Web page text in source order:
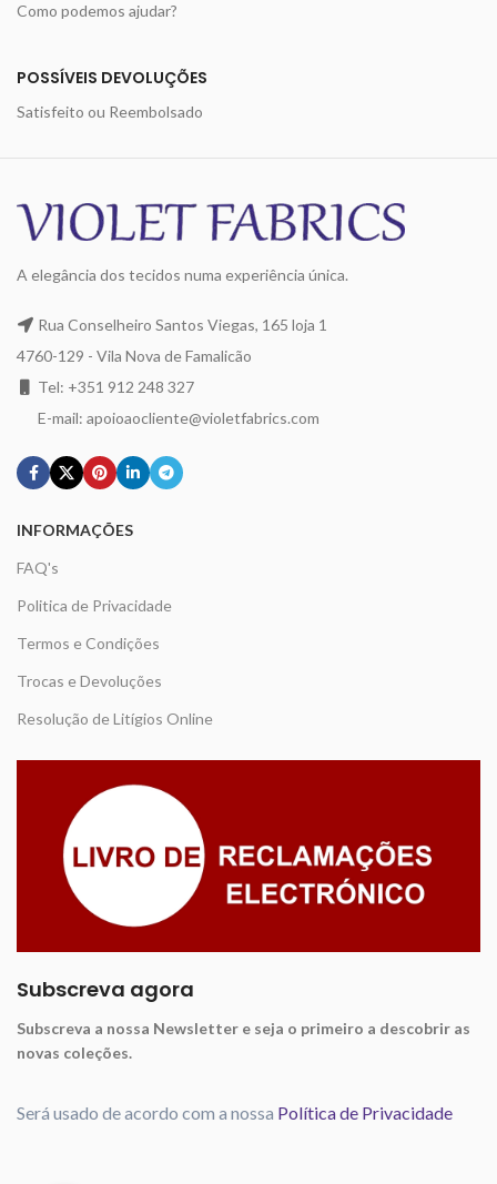
Como podemos ajudar?
POSSÍVEIS DEVOLUÇÕES
Satisfeito ou Reembolsado
A elegância dos tecidos numa experiência única.
Rua Conselheiro Santos Viegas, 165 loja 1
4760-129 - Vila Nova de Famalicão
Tel: +351 912 248 327
E-mail: apoioaocliente@violetfabrics.com
INFORMAÇÕES
FAQ's
Politica de Privacidade
Termos e Condições
Trocas e Devoluções
Resolução de Litígios Online
Subscreva agora
Subscreva a nossa Newsletter e seja o primeiro a descobrir as
novas coleções.
Será usado de acordo com a nossa Política de Privacidade